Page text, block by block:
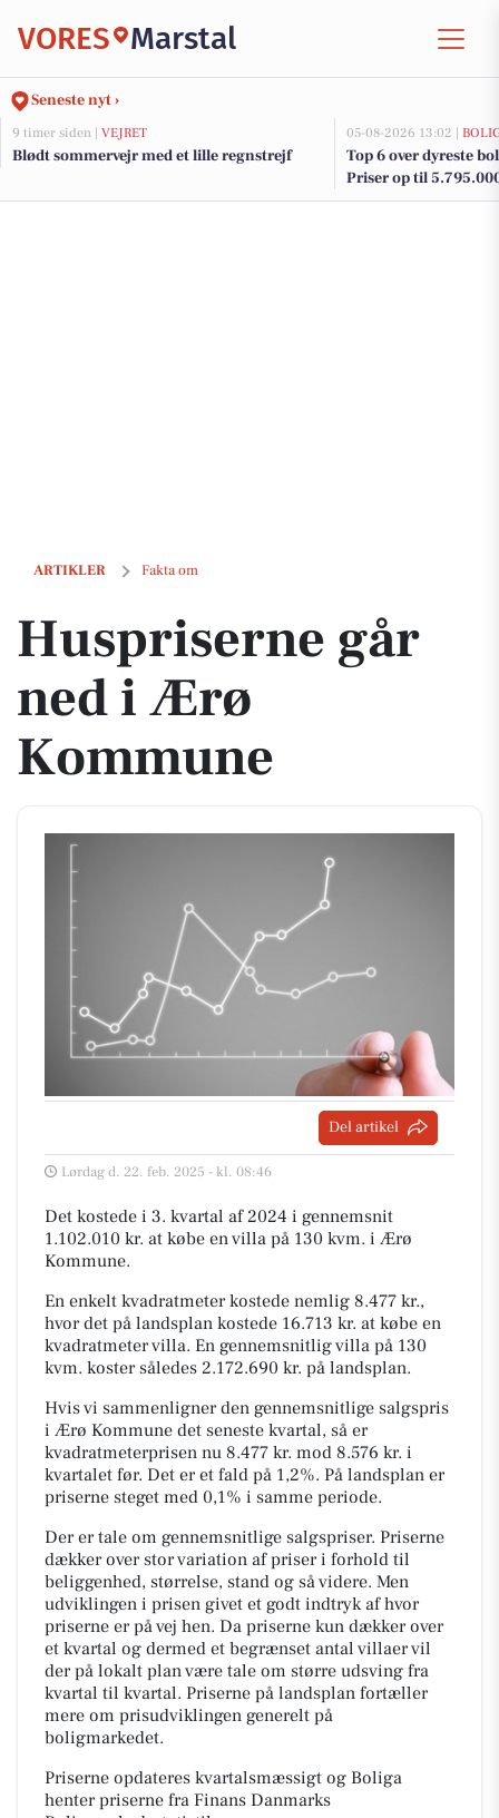
VORES Marstal
Seneste nyt ›
9 timer siden | VEJRET
Blødt sommervejr med et lille regnstrejf
05-08-2026 13:02 |
Top 6 over dyreste
Priser op til
ARTIKLER Fakta om
Huspriserne går ned i Ærø Kommune
Huspriserne går
ned i Ærø
Kommune
Del artikel
Lørdag d. 22. feb. 2025 - kl. 08:46
Det kostede i 3. kvartal af 2024 i gennemsnit
1.102.010 kr. at købe en villa på 130 kvm. i Ærø
Kommune.
En enkelt kvadratmeter kostede nemlig 8.477 kr.,
hvor det på landsplan kostede 16.713 kr. at købe en
kvadratmeter villa. En gennemsnitlig villa på 130
kvm. koster således 2.172.690 kr. på landsplan.
Hvis vi sammenligner den gennemsnitlige salgspris
i Ærø Kommune det seneste kvartal, så er
kvadratmeterprisen nu 8.477 kr. mod 8.576 kr. i
kvartalet før. Det er et fald på 1,2%. På landsplan er
priserne steget med 0,1% i samme periode.
Der er tale om gennemsnitlige salgspriser. Priserne
dækker over stor variation af priser i forhold til
beliggenhed, størrelse, stand og så videre. Men
udviklingen i prisen givet et godt indtryk af hvor
priserne er på vej hen. Da priserne kun dækker over
et kvartal og dermed et begrænset antal villaer vil
der på lokalt plan være tale om større udsving fra
kvartal til kvartal. Priserne på landsplan fortæller
mere om prisudviklingen generelt på
boligmarkedet.
Priserne opdateres kvartalsmæssigt og Boliga
henter priserne fra Finans Danmarks